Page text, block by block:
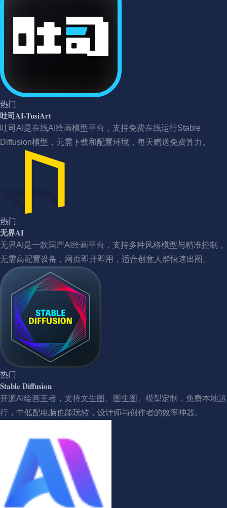
热门
吐司AI-TusiArt
吐司AI是在线AI绘画模型平台，支持免费在线运行Stable
Diffusion模型，无需下载和配置环境，每天赠送免费算力。
热门
无界AI
无界AI是一款国产AI绘画平台，支持多种风格模型与精准控制，
无需高配置设备，网页即开即用，适合创意人群快速出图。
热门
Stable Diffusion
开源AI绘画王者，支持文生图、图生图、模型定制，免费本地运
行，中低配电脑也能玩转，设计师与创作者的效率神器。